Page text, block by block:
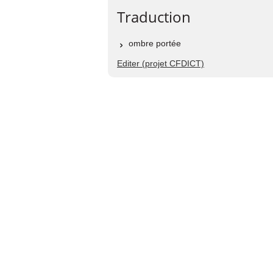
Traduction
ombre portée
Editer (projet CFDICT)